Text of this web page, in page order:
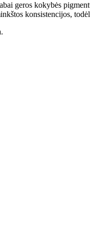
geros kokybės
konsistencijos,